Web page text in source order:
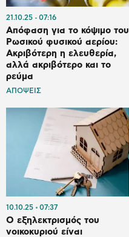
21.10.25 07:16
Απόφαση για το κόψιμο του
Ρωσικού φυσικού αερίου:
Ακριβότερη η ελευθερία,
αλλά ακριβότερο και το
ρεύμα
ΑΠΟΨΕΙΣ
10.10.25 07:37
Ο εξηλεκτρισμός του
νοικοκυριού είναι